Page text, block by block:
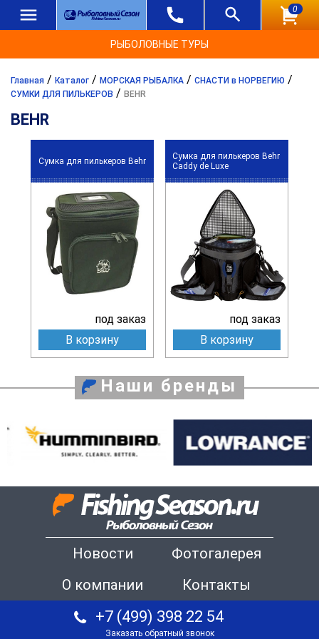
0
РЫБОЛОВНЫЕ ТУРЫ
Главная / Каталог / МОРСКАЯ РЫБАЛКА / СНАСТИ в НОРВЕГИЮ /
СУМКИ ДЛЯ ПИЛЬКЕРОВ / BEHR
BEHR
Сумка для пилькеров Behr
под заказ
В корзину
Сумка для пилькеров Behr
Caddy de Luxe
под заказ
В корзину
Наши бренды
Новости
Фотогалерея
О компании
Контакты
+7 (499) 398 22 54
Заказать обратный звонок